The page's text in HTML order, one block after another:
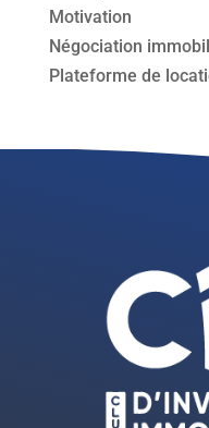
Motivation
Négociation
Plateforme de